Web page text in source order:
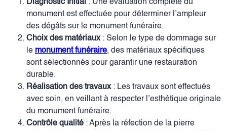
Diagnostic Initial : Une évaluation complète du
monument est effectuée pour déterminer l’ampleur
des dégâts sur le monument funéraire.
Choix des matériaux: Selon le type de dommage sur
le monument funéraire, des matériaux spécifiques
sont sélectionnés pour garantir une restauration
durable.
Réalisation des travaux: Les travaux sont effectués
avec soin, en veillant à respecter l’esthétique originale
du monument funéraire.
Contrôle qualité : Après la réfection de la pierre